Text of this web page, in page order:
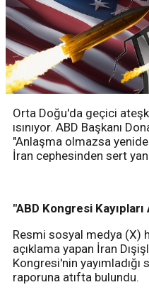
Orta Doğu'da geçici
ısınıyor. ABD Başkanı
"Anlaşma olmazsa
İran cephesinden sert
"ABD Kongresi
Resmi sosyal medya (X)
açıklama yapan İran
Kongresi'nin
raporuna atıfta bulundu.